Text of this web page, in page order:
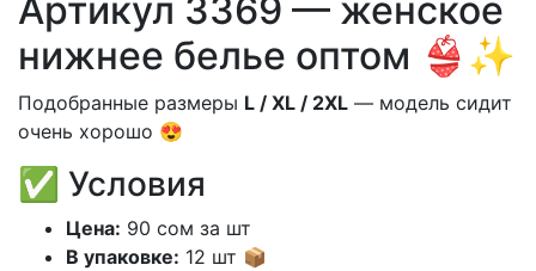
Артикул 3369 — женское
нижнее белье оптом 👙✨
Подобранные размеры L / XL / 2XL — модель сидит
очень хорошо 😍
✅ Условия
Цена: 90 сом за шт
В упаковке: 12 шт 📦